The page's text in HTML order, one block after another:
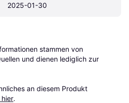
2025-01-30
stammen von
und dienen lediglich zur
an diesem Produkt
hier.